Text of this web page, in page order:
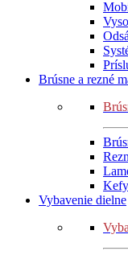
Brúsne a rezné
Kefy
Vybavenie dielne